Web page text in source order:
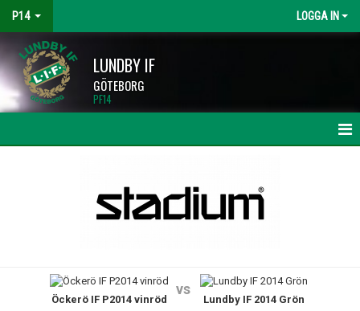
P14 LOGGA IN
LUNDBY IF
GÖTEBORG
PF14
TRUPPENÖckerö IF P2014 vinröd
vs
Lundby IF 2014 Grön